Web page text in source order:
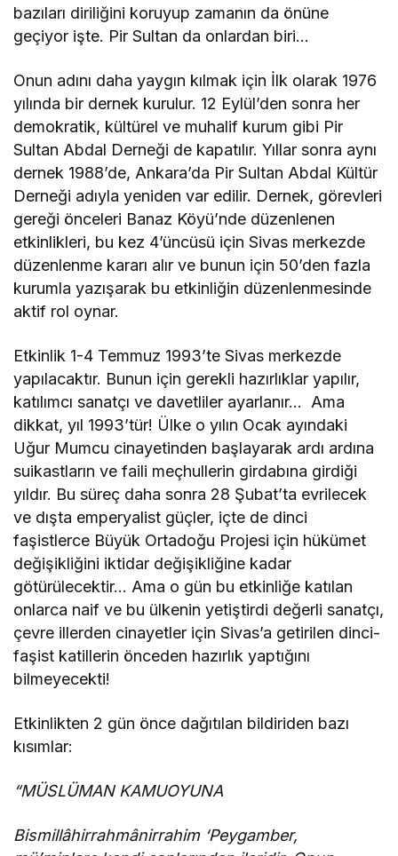
bazıları diriliğini koruyup zamanın da önüne
geçiyor işte. Pir Sultan da onlardan biri…
Onun adını daha yaygın kılmak için İlk olarak 1976
yılında bir dernek kurulur. 12 Eylül’den sonra her
demokratik, kültürel ve muhalif kurum gibi Pir
Sultan Abdal Derneği de kapatılır. Yıllar sonra aynı
dernek 1988’de, Ankara’da Pir Sultan Abdal Kültür
Derneği adıyla yeniden var edilir. Dernek, görevleri
gereği önceleri Banaz Köyü’nde düzenlenen
etkinlikleri, bu kez 4’üncüsü için Sivas merkezde
düzenlenme kararı alır ve bunun için 50’den fazla
kurumla yazışarak bu etkinliğin düzenlenmesinde
aktif rol oynar.
Etkinlik 1-4 Temmuz 1993’te Sivas merkezde
yapılacaktır. Bunun için gerekli hazırlıklar yapılır,
katılımcı sanatçı ve davetliler ayarlanır… Ama
dikkat, yıl 1993’tür! Ülke o yılın Ocak ayındaki
Uğur Mumcu cinayetinden başlayarak ardı ardına
suikastların ve faili meçhullerin girdabına girdiği
yıldır. Bu süreç daha sonra 28 Şubat’ta evrilecek
ve dışta emperyalist güçler, içte de dinci
faşistlerce Büyük Ortadoğu Projesi için hükümet
değişikliğini iktidar değişikliğine kadar
götürülecektir… Ama o gün bu etkinliğe katılan
onlarca naif ve bu ülkenin yetiştirdi değerli sanatçı,
çevre illerden cinayetler için Sivas’a getirilen dinci-
faşist katillerin önceden hazırlık yaptığını
bilmeyecekti!
Etkinlikten 2 gün önce dağıtılan bildiriden bazı
kısımlar:
“MÜSLÜMAN KAMUOYUNA
Bismillâhirrahmânirrahim ‘Peygamber,